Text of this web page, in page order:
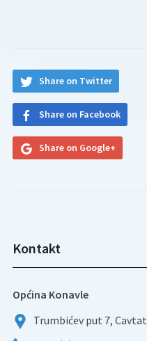
Share on Twitter
Share on Facebook
Share on Google+
Kontakt
Općina Konavle
Trumbićev put 7, Cavtat